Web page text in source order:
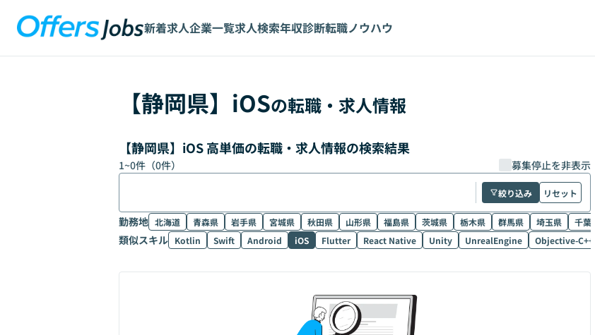
新着求人企業一覧求人検索年収診断転職ノウハウ
【静岡県】 iOSの転職・求人情報
【静岡県】iOS 高単価の転職・求人情報の検索結果
1~0件（0件） 募集停止を非表示
絞り込み リセット
勤務地 北海道 青森県 岩手県 宮城県 秋田県 山形県 福島県 茨城県 栃木県 群馬県 埼玉県 千葉県
類似スキル Kotlin Swift Android iOS Flutter React Native Unity UnrealEngine Objective-C++